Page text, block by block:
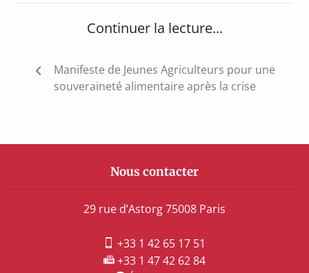
Continuer la lecture...
Navigation
Manifeste de Jeunes Agriculteurs pour une
souveraineté alimentaire après la crise
Nous contacter
29 rue d’Astorg 75008 Paris
+33 1 42 65 17 51
+33 1 47 42 62 84